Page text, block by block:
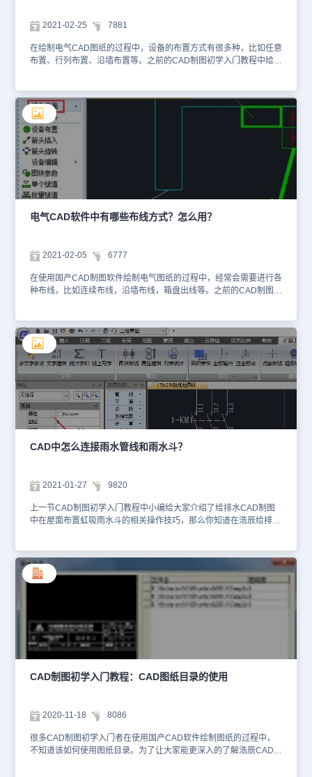
2021-02-25 7881
在绘制电气CAD图纸的过程中，设备的布置方式有很多种，比如任意
布置、行列布置、沿墙布置等。之前的CAD制图初学入门教程中给大
的相关CAD制图初学入门教程吧！CAD中沿墙布置设备的方法技
巧：与之前介绍的设备布置相关的CAD制图初学入门教程一样，沿墙
布置设备的启动后步骤如下：【平面设计】→【弱电平面】→【设备
布置】→【沿墙布置】。如下图所示：在墙线上沿墙插入单个设备，
布置时，只要在墙线附近点击一点，软件可以自动判断墙线方向，自
动布置在墙上，同时，图块中的文字可以自动处理为正确的方向。可
多个设备同时沿墙布置，可设置间距（即设备和墙之间的距离）。本
篇CAD制图初学入门教程中要注意的是：浩辰CAD电气软件中自动
布置功能，如沿墙布置等，需要判明的墙或门窗，用户可以通过建筑
模块中的土建接口，处理建筑底图中墙和门窗；如果建筑底图线和图
块定义比较混乱，建议使用后面的沿线布置功能。以上CAD制图初学
件中沿墙布置设备的相关操作技巧，对此感兴趣的小伙伴可以访问浩
辰CAD软件官网CAD下载专区免费下载试用正版国产CAD电气软件
来和小编一起来学习电气CAD制图。
电气CAD软件中有哪些布线方式？怎么用？
2021-02-05 6777
在使用国产CAD制图软件绘制电气图纸的过程中，经常会需要进行各
种布线，比如连续布线，沿墙布线，箱盘出线等。之前的CAD制图初
他布线方式的相关CAD制图初学入门教程吧！CAD中沿墙布线的方
法浩辰CAD电气软件中沿墙布线可以根据设置的距墙距离处理，下面
的CAD制图初学入门教程介绍一下具体的操作步骤。首先打开浩辰
CAD电气软件，然后依次点击【平面设计】→【强电平面】→【其他
布线】→【沿墙布线】。如下图所示：选择双线墙边线，软件可以自
动识别墙线，并根据设定的距墙距离布线。CAD中行列布线的方法浩
辰CAD电气软件中【行列布线】功能的主要作用是对矩阵排列的设备
按行或列自动布线，下面的CAD制图初学入门教程介绍一下具体的操
作步骤。首先打开浩辰CAD电气软件，然后依次点击【平面设计】
→【强电平面】→【其他布线】→【行列布线】。如下图所示：CAD
中对应布线的方法浩辰CAD电气软件中【对应布线】功能的主要作用
图初学入门教程介绍一下具体的操作步骤。首先打开浩辰CAD电气软
件，然后依次点击【平面设计】→【强电平面】→【其他布线】
→【对应布线】。如下图所示：与“间断布线”不同的是本命令先输入
n个起点，后输入n个终点。执行本命令后，在屏幕上弹出的“线缆参
CAD电气软件，然后依次点击【平面设计】→【强电平面】→【其他
布线】→【自动布线】。如下图所示：在设备排列非常有规律（如：
矩形或环形阵列、“一”形、“Ｕ”形、“Ｌ”形等）的情况下，用本命令可
以自动给这些设备布线。框选需要连线的设备，然后指定起点、终点
CAD制图软件——浩辰CAD电气软件中一些其他布线方式的相关操
作技巧，感兴趣的小伙伴可以访问浩辰CAD软件官网教程专区了解更
CAD中怎么连接雨水管线和雨水斗？
2021-01-27 9820
上一节CAD制图初学入门教程中小编给大家介绍了给排水CAD制图
中在屋面布置虹吸雨水斗的相关操作技巧，那么你知道在浩辰给排水
大家介绍一下国产CAD软件——浩辰给排水CAD软件中连接雨水管
线和雨水斗的相关操作技巧。CAD中连接雨水管线和雨水斗的方法：
本篇CAD制图初学入门教程小编讲给大家介绍浩辰给排水CAD软件
中连接雨水管线和雨水斗的具体操作步骤，感兴趣的小伙伴可以了解
一下。首先打开浩辰给排水CAD软件，然后在软件左侧给排水菜单栏
中找到并依次点击【室内设计】—【虹吸雨水】—【连雨水斗】。如
下图所示：按照浩辰给排水CAD软件的提示先选择将要跟雨水斗相连
管道下下游端，然后再框选需要与之连接的雨水斗。浩辰给排水CAD
软件就能够自动实现管线跟雨水斗的连接，并且在连接处插入排水斜
弯。以上CAD制图初学入门教程就是小编给大家整理的国产CAD软
件——浩辰给排水CAD软件中连接雨水管线和雨水斗的相关操作技
CAD软件官网CAD下载专区免费下载试用正版国产CAD软件来和小
编一起学习给排水CAD制图哦！
CAD制图初学入门教程：CAD图纸目录的使用
2020-11-18 8086
很多CAD制图初学入门者在使用国产CAD软件绘制图纸的过程中，
不知道该如何使用图纸目录。为了让大家能更深入的了解浩辰CAD建